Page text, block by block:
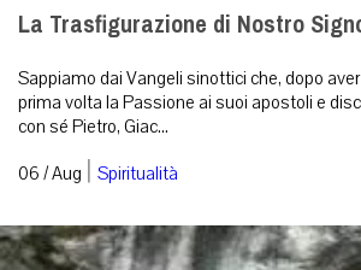
La Trasfigurazione di Nostro
Sappiamo dai Vangeli sinottici che, dopo
prima volta la Passione ai suoi apostoli e
con sé Pietro, Giac...
06 / Aug | Spiritualità